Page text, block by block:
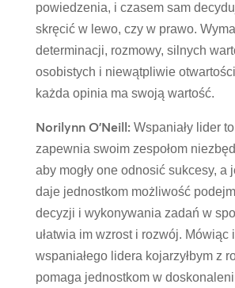
powiedzenia, i czasem sam
skręcić w lewo, czy w prawo.
determinacji, rozmowy, silnych
osobistych i niewątpliwie
każda opinia ma swoją wartość.
Norilynn O’Neill:Wspaniały lider
zapewnia swoim zespołom
aby mogły one odnosić sukcesy, a
daje jednostkom możliwość
decyzji i wykonywania zadań w
ułatwia im wzrost i rozwój. Mówiąc
wspaniałego lidera kojarzyłbym z
pomaga jednostkom w